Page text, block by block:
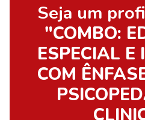
Seja um
"COMBO:
ESPECIAL E
COM